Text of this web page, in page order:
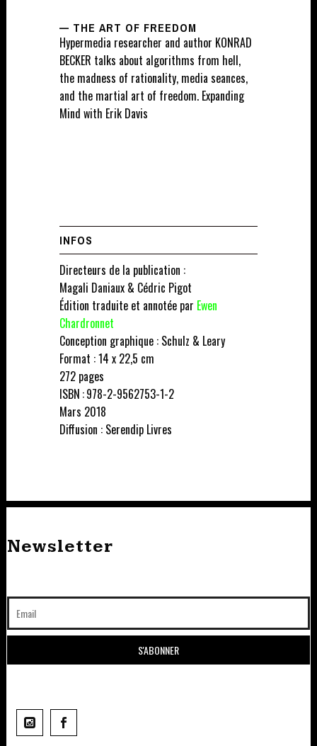
— THE ART OF FREEDOM
Hypermedia researcher and author KONRAD
BECKER talks about algorithms from hell,
the madness of rationality, media seances,
and the martial art of freedom. Expanding
Mind with Erik Davis
INFOS
Directeurs de la publication :
Magali Daniaux & Cédric Pigot
Édition traduite et annotée par Ewen
Chardronnet
Conception graphique : Schulz & Leary
Format : 14 x 22,5 cm
272 pages
ISBN : 978-2-9562753-1-2
Mars 2018
Diffusion : Serendip Livres
Newsletter